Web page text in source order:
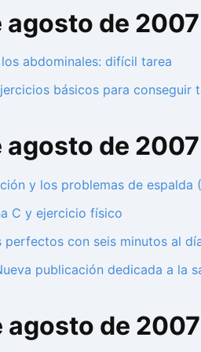
agosto de 2007
abdominales: difícil tarea
básicos para conseguir
agosto de 2007
y los problemas de espalda
C y ejercicio físico
perfectos con seis minutos al
publicación dedicada a la
agosto de 2007